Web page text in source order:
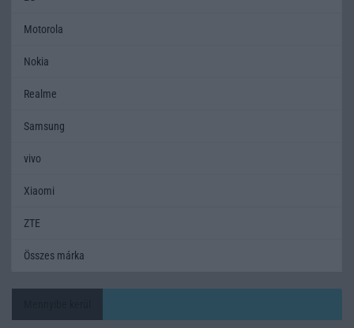
Motorola
Nokia
Realme
Samsung
vivo
Xiaomi
ZTE
Összes márka